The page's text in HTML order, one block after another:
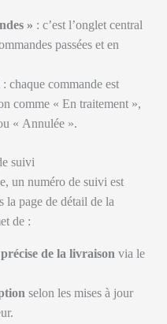
» : c’est l’onglet central
passées et en
: chaque commande est
comme « En traitement »,
« Annulée ».
suivi
un numéro de suivi est
la page de détail de la
de :
de la livraison via le
selon les mises à jour